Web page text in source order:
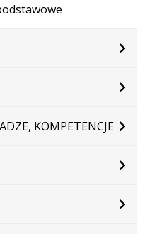
KOMPETENCJE